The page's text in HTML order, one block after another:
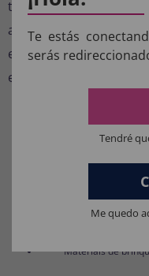
toque distinto e
acessório versátil que
eventos festivos,
e original.
Materiais para
Materiais de
Te estás
serás
Tendré
Me quedo